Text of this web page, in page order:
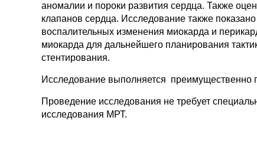
аномалии и пороки развития сердца. Также
клапанов сердца. Исследование также
воспалительных изменения миокарда и
миокарда для дальнейшего планирования
стентирования.
Исследование выполняется преимущественно
Проведение исследования не требует
исследования МРТ.